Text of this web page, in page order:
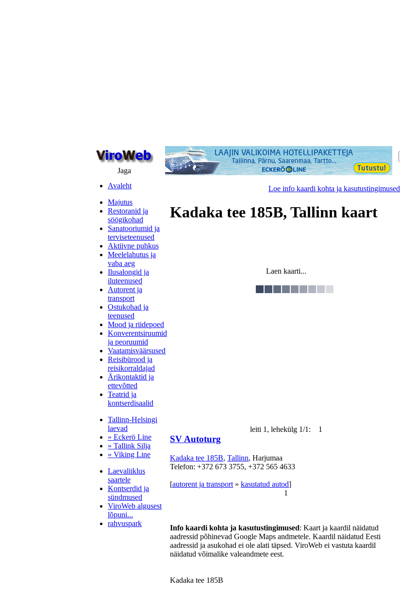
Jaga
Avaleht
Majutus
Restoranid ja
söögikohad
Sanatooriumid ja
terviseteenused
Aktiivne puhkus
Meelelahutus ja
vaba aeg
Ilusalongid ja
iluteenused
Autorent ja
transport
Ostukohad ja
teenused
Mood ja riidepoed
Konverentsiruumid
ja peoruumid
Vaatamisväärsused
Reisibürood ja
reisikorraldajad
Ärikontaktid ja
ettevõtted
Teatrid ja
kontserdisaalid
Tallinn-Helsingi
laevad
» Eckerö Line
» Tallink Silja
» Viking Line
Laevaliiklus
saartele
Kontserdid ja
sündmused
ViroWeb algusest
lõpuni...
rahvuspark
Loe info kaardi kohta ja kasutustingimused
Kadaka tee 185B, Tallinn kaart
Laen kaarti...
leiti 1, lehekülg 1/1: 1
SV Autoturg
Kadaka tee 185B, Tallinn, Harjumaa
Telefon: +372 673 3755, +372 565 4633
[autorent ja transport » kasutatud autod]
1
Info kaardi kohta ja kasutustingimused: Kaart ja kaardil näidatud
aadressid põhinevad Google Maps andmetele. Kaardil näidatud Eesti
aadressid ja asukohad ei ole alati täpsed. ViroWeb ei vastuta kaardil
näidatud võimalike valeandmete eest.
Kadaka tee 185B